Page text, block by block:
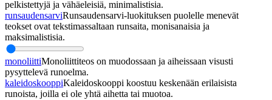
pelkistettyjä ja vähäeleisiä, minimalistisia.
runsaudensarviRunsaudensarvi-luokituksen puolelle menevät
teokset ovat tekstimassaltaan runsaita, monisanaisia ja
maksimalistisia.
monoliittiMonoliittiteos on muodossaan ja aiheissaan visusti
pysyttelevä runoelma.
kaleidoskooppiKaleidoskooppi koostuu keskenään erilaisista
runoista, joilla ei ole yhtä aihetta tai muotoa.